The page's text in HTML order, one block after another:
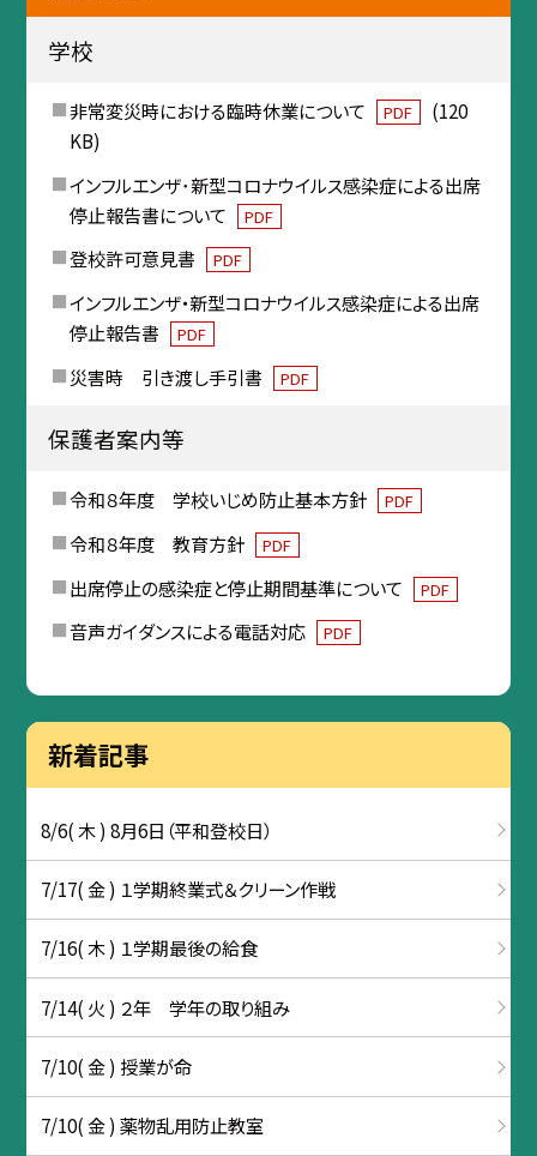
学校
非常変災時における臨時休業について PDF
(120
KB)
インフルエンザ･新型コロナウイルス感染症による出席
停止報告書について
PDF
登校許可意見書 PDF
インフルエンザ・新型コロナウイルス感染症による出席
停止報告書
PDF
災害時 引き渡し手引書 PDF
保護者案内等
令和８年度 学校いじめ防止基本方針 PDF
令和８年度 教育方針 PDF
出席停止の感染症と停止期間基準について PDF
音声ガイダンスによる電話対応 PDF
新着記事
8/6( 木 ) 8月6日（平和登校日）
7/17( 金 ) １学期終業式＆クリーン作戦
7/16( 木 ) １学期最後の給食
7/14( 火 ) ２年 学年の取り組み
7/10( 金 ) 授業が命
7/10( 金 ) 薬物乱用防止教室